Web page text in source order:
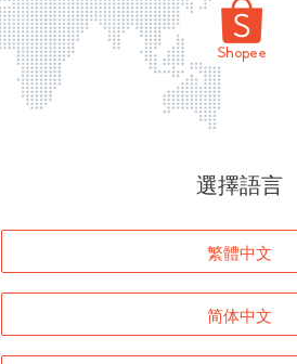
頁面無法顯示
登入
返回首頁
選擇語言
繁體中文
简体中文